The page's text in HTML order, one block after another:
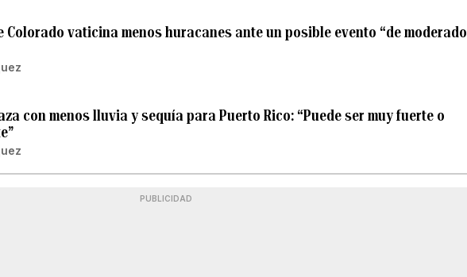
Colorado vaticina menos huracanes ante un posible evento “de moderado
con menos lluvia y sequía para Puerto Rico: “Puede ser muy fuerte o
PUBLICIDAD